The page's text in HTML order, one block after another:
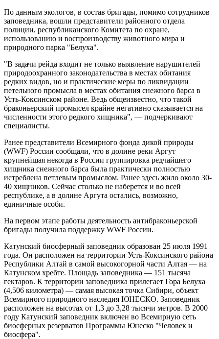
По данным экологов, в состав бригады, помимо сотрудников
заповедника, вошли представители районного отдела
полиции, республиканского Комитета по охране,
использованию и воспроизводству животного мира и
природного парка "Белуха".
"В задачи рейда входит не только выявление нарушителей
природоохранного законодательства в местах обитания
редких видов, но и практические меры по ликвидации
петельного промысла в местах обитания снежного барса в
Усть-Коксинском районе. Ведь общеизвестно, что такой
браконьерский промысел крайне негативно сказывается на
численности этого редкого хищника", — подчеркивают
специалисты.
Ранее представители Всемирного фонда дикой природы
(WWF) России сообщали, что в долине реки Аргут
крупнейшая некогда в России группировка редчайшего
хищника снежного барса была практически полностью
истреблена петлевым промыслом. Ранее здесь жило около 30-
40 хищников. Сейчас столько не наберется и во всей
республике, а в долине Аргута остались, возможно,
единичные особи.
На первом этапе работы деятельность антибраконьерской
бригады получила поддержку WWF России.
Катунский биосферный заповедник образован 25 июля 1991
года. Он расположен на территории Усть-Коксинского района
Республики Алтай в самой высокогорной части Алтая — на
Катунском хребте. Площадь заповедника — 151 тысяча
гектаров. К территории заповедника прилегает Гора Белуха
(4,506 километра) — самая высокая точка Сибири, объект
Всемирного природного наследия ЮНЕСКО. Заповедник
расположен на высотах от 1,3 до 3,28 тысячи метров. В 2000
году Катунский заповедник включен во Всемирную сеть
биосферных резерватов Программы Юнеско "Человек и
биосфера".